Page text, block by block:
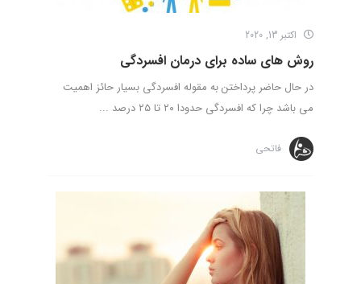
اکتبر 13, 2020
روش های ساده برای درمان افسردگی
در حال حاضر پرداختن به مقوله افسردگی بسیار حائز اهمیت
می باشد چرا که افسردگی حدودا ۲۰ تا ۲۵ درصد ...
فاتحی